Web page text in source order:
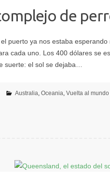
de
Australia Oceania Vuelta al mundo